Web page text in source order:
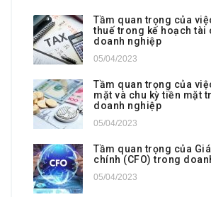
Tầm quan trọng của
thuế trong kế hoạch tài
doanh nghiệp
05/04/2023
Tầm quan trọng của
mặt và chu kỳ tiền mặt
doanh nghiệp
05/04/2023
Tầm quan trọng của
chính (CFO) trong
05/04/2023